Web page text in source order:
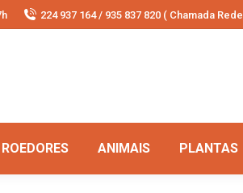
224 937 164 / 935 837 820 ( Chamada
ROEDORES ANIMAIS PLANTAS